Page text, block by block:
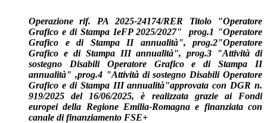
Operazione rif. PA 2025-24174/RER Titolo "Operatore
Grafico e di Stampa IeFP 2025/2027" prog.1 "Operatore
Grafico e di StampaII annualità", prog.2"Operatore
Grafico e di Stampa
III annualità", prog.3 "Attività di
sostegno Disabili Operatore Grafico e di Stampa II
annualità" ,prog.4 "Attività di sostegno DisabiliOperatore
Grafico e di Stampa III annualità"approvata con DGR n.
919/2025 del 16/06/2025, è realizzata grazie ai Fondi
europei della Regione Emilia-Romagna e finanziata con
canale di finanziamento FSE+